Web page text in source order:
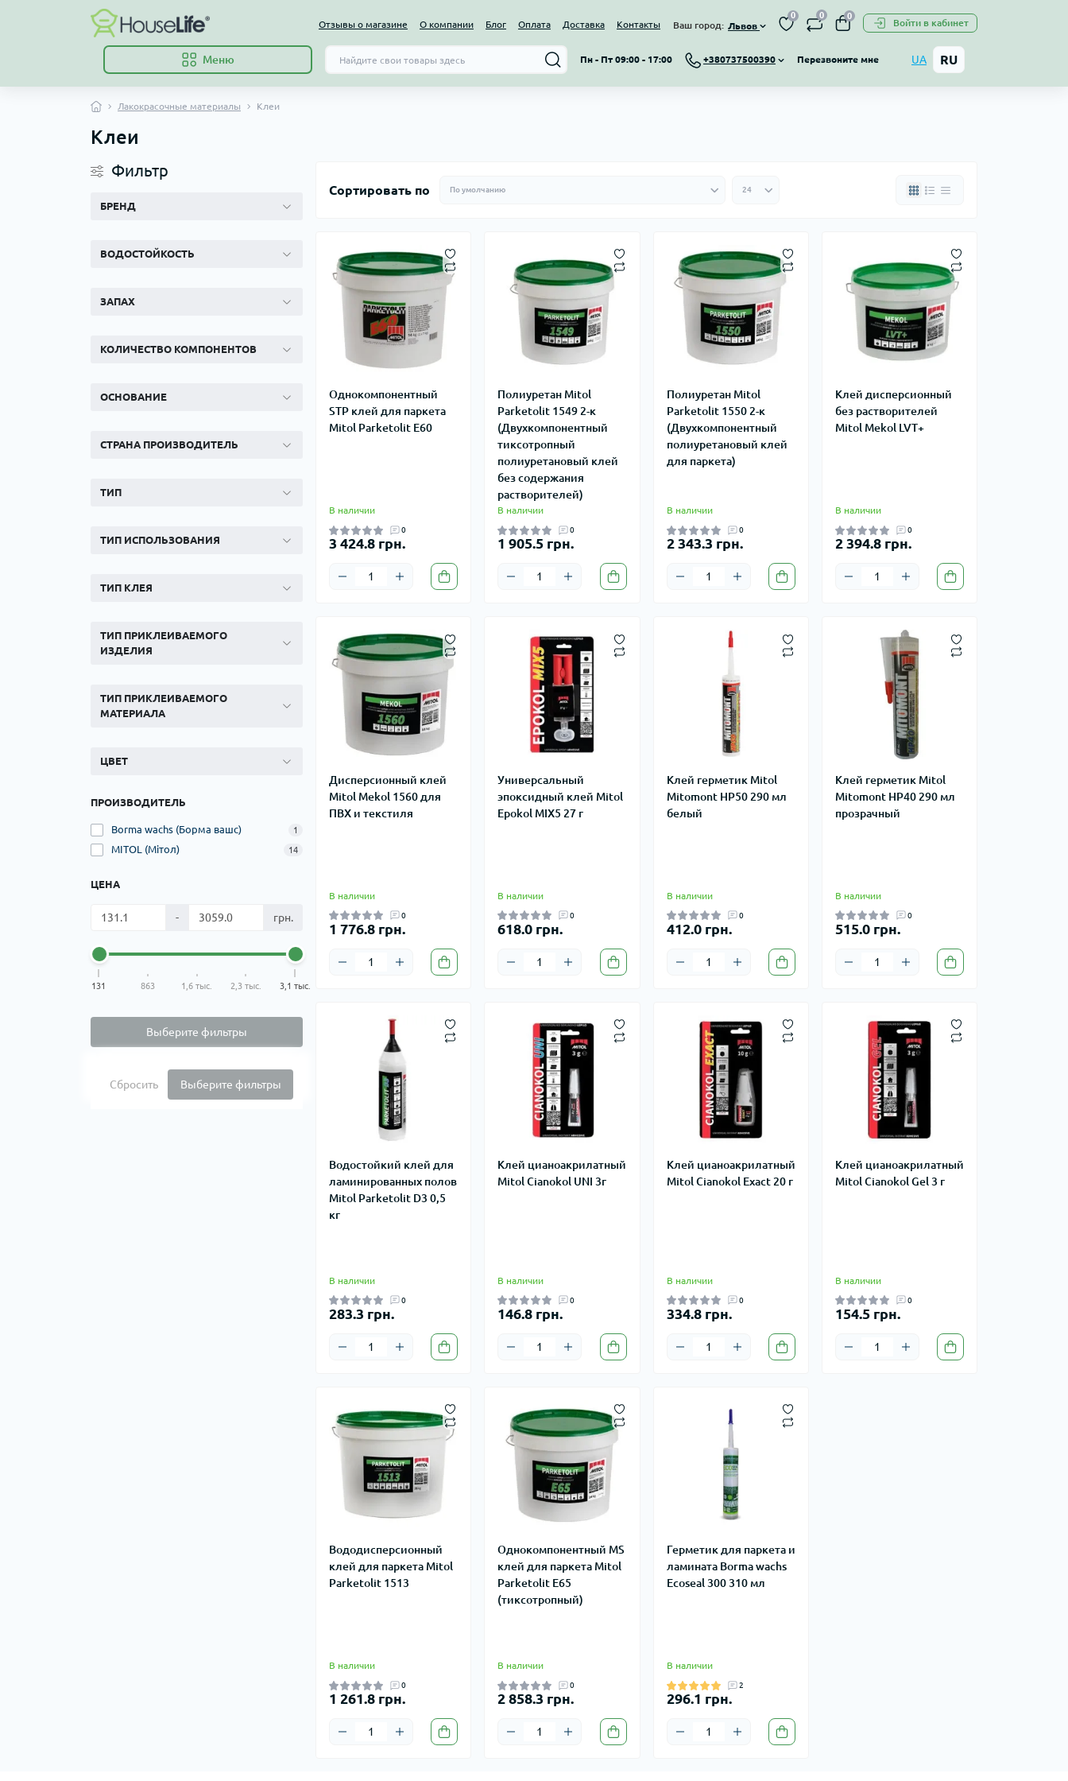
Отзывы о магазине О компании Блог Оплата Доставка Контакты Ваш город: Львов
0 0 0
Войти в кабинет
Меню Пн - Пт 09:00 - 17:00 +380737500390 Перезвоните мне UA RU
Лакокрасочные материалы Клеи
Клеи
Фильтр
БРЕНД
ВОДОСТОЙКОСТЬ
ЗАПАХ
КОЛИЧЕСТВО КОМПОНЕНТОВ
ОСНОВАНИЕ
СТРАНА ПРОИЗВОДИТЕЛЬ
ТИП
ТИП ИСПОЛЬЗОВАНИЯ
ТИП КЛЕЯ
ТИП ПРИКЛЕИВАЕМОГО
ИЗДЕЛИЯ
ТИП ПРИКЛЕИВАЕМОГО
МАТЕРИАЛА
ЦВЕТ
ПРОИЗВОДИТЕЛЬ
Borma wachs (Борма вашс) 1
MITOL (Мітол) 14
ЦЕНА
- грн.
131 863 1,6 тыс. 2,3 тыс. 3,1 тыс.
Выберите фильтры
Сбросить Выберите фильтры
Сортировать по
Однокомпонентный
STP клей для паркета
Mitol Parketolit E60
В наличии
0
3 424.8 грн.
Полиуретан Mitol
Parketolit 1549 2-к
(Двухкомпонентный
тиксотропный
полиуретановый клей
без содержания
растворителей)
В наличии
0
1 905.5 грн.
Полиуретан Mitol
Parketolit 1550 2-к
(Двухкомпонентный
полиуретановый клей
для паркета)
В наличии
0
2 343.3 грн.
Клей дисперсионный
без растворителей
Mitol Mekol LVT+
В наличии
0
2 394.8 грн.
Дисперсионный клей
Mitol Mekol 1560 для
ПВХ и текстиля
В наличии
0
1 776.8 грн.
Универсальный
эпоксидный клей Mitol
Epokol MIX5 27 г
В наличии
0
618.0 грн.
Клей герметик Mitol
Mitomont HP50 290 мл
белый
В наличии
0
412.0 грн.
Клей герметик Mitol
Mitomont HP40 290 мл
прозрачный
В наличии
0
515.0 грн.
Водостойкий клей для
ламинированных полов
Mitol Parketolit D3 0,5
кг
В наличии
0
283.3 грн.
Клей цианоакрилатный
Mitol Cianokol UNI 3г
В наличии
0
146.8 грн.
Клей цианоакрилатный
Mitol Cianokol Exact 20 г
В наличии
0
334.8 грн.
Клей цианоакрилатный
Mitol Cianokol Gel 3 г
В наличии
0
154.5 грн.
Вододисперсионный
клей для паркета Mitol
Parketolit 1513
В наличии
0
1 261.8 грн.
Однокомпонентный MS
клей для паркета Mitol
Parketolit E65
(тиксотропный)
В наличии
0
2 858.3 грн.
Герметик для паркета и
ламината Borma wachs
Ecoseal 300 310 мл
В наличии
2
296.1 грн.